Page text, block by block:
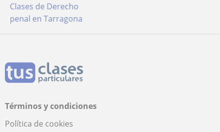
Clases de Derecho
penal en Tarragona
Términos y condiciones
Política de cookies